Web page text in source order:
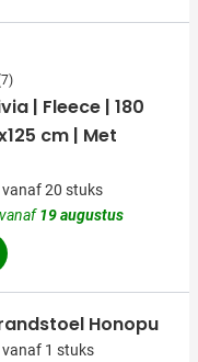
| Fleece | 180
cm | Met
vanaf 20 stuks
19 augustus
Honopu
vanaf 1 stuks